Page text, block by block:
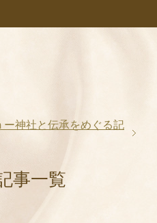
神社と伝承をめぐる記
事一覧